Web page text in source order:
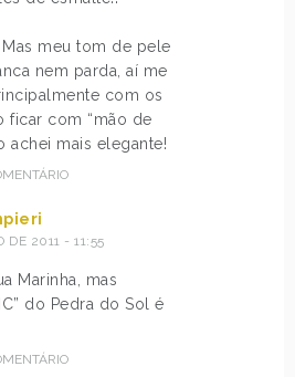
meu tom de pele
nem parda, aí me
com os
ficar com “mão de
achei mais elegante!
DE 2011 - 11:55
Marinha, mas
do Pedra do Sol é